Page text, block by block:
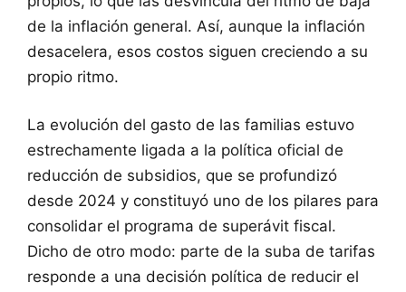
de la inflación general. Así, aunque la inflación
desacelera, esos costos siguen creciendo a su
propio ritmo.
La evolución del gasto de las familias estuvo
estrechamente ligada a la política oficial de
reducción de subsidios, que se profundizó
desde 2024 y constituyó uno de los pilares para
consolidar el programa de superávit fiscal.
Dicho de otro modo: parte de la suba de tarifas
responde a una decisión política de reducir el